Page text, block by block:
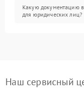
Какую документацию
для юридических лиц?
Наш сервисный